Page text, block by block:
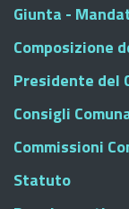
Giunta -
Composizione
Presidente del
Consigli
Commissioni
Statuto